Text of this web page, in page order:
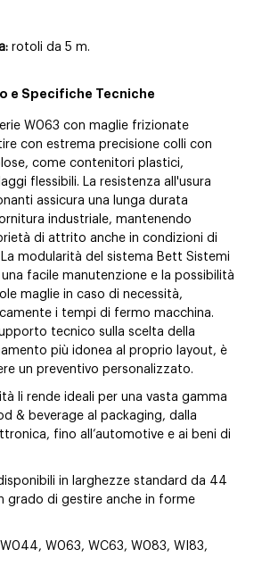
rotoli da 5 m.
e Specifiche Tecniche
W063 con maglie frizionate
con estrema precisione colli con
come contenitori plastici,
flessibili. La resistenza all'usura
assicura una lunga durata
industriale, mantenendo
di attrito anche in condizioni di
modularità del sistema Bett Sistemi
facile manutenzione e la possibilità
maglie in caso di necessità,
i tempi di fermo macchina.
tecnico sulla scelta della
più idonea al proprio layout, è
un preventivo personalizzato.
li rende ideali per una vasta gamma
& beverage al packaging, dalla
fino all’automotive e ai beni di
in larghezze standard da 44
grado di gestire anche in forme
W044, W063, WC63, W083, WI83,